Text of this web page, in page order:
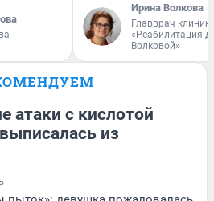
Ирина Волкова
Главврач
«Реабилитация
Волковой»
атаки с кислотой
из